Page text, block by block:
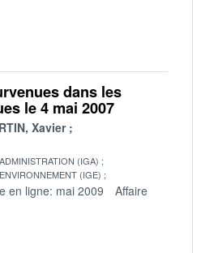
dans les
le 4 mai 2007
Xavier
(IGA)
(IGE)
en ligne: mai 2009
Affaire